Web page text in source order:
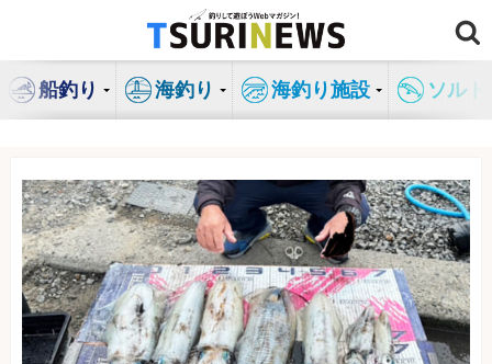
ン
船釣り 海釣り 海釣り施設 ソル